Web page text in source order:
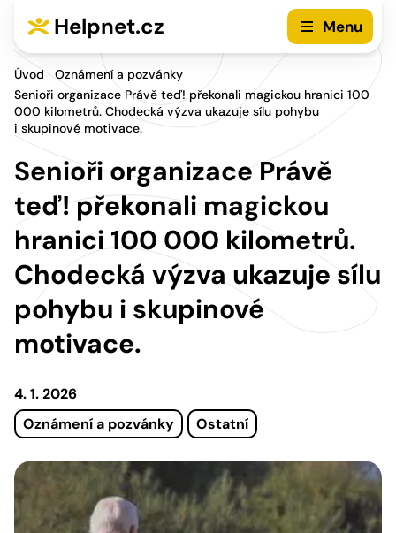
Helpnet.cz Menu
Úvod
Oznámení a pozvánky
Senioři organizace Právě teď! překonali magickou hranici 100
000 kilometrů. Chodecká výzva ukazuje sílu pohybu
i skupinové motivace.
Senioři organizace Právě
teď! překonali magickou
hranici 100 000 kilometrů.
Chodecká výzva ukazuje sílu
pohybu i skupinové
motivace.
4. 1. 2026
Oznámení a pozvánky
Ostatní